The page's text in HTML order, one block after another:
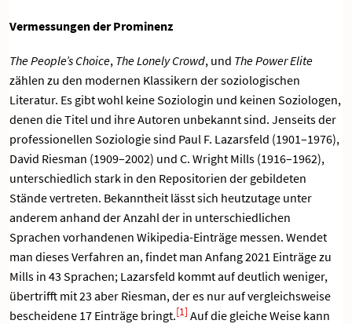
Vermessungen der Prominenz
The People’s Choice, TheLonely Crowd, und The Power Elite
zählen zu den modernen Klassikern der soziologischen
Literatur. Es gibt wohl keine Soziologin und keinen Soziologen,
denen die Titel und ihre Autoren unbekannt sind. Jenseits der
professionellen Soziologie sind Paul F. Lazarsfeld (1901–1976),
David Riesman (1909–2002) und C. Wright Mills (1916–1962),
unterschiedlich stark in den Repositorien der gebildeten
Stände vertreten. Bekanntheit lässt sich heutzutage unter
anderem anhand der Anzahl der in unterschiedlichen
Sprachen vorhandenen Wikipedia-Einträge messen. Wendet
man dieses Verfahren an, findet man Anfang 2021 Einträge zu
Mills in 43 Sprachen; Lazarsfeld kommt auf deutlich weniger,
übertrifft mit 23 aber Riesman, der es nur auf vergleichsweise
bescheidene 17 Einträge bringt.[1] Auf die gleiche Weise kann